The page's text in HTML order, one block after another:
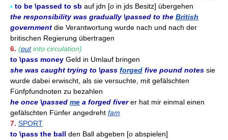
▪ to be \passed to sb auf jdn [o in jds Besitz] übergehen
the responsibility was gradually \passed to the British
government die Verantwortung wurde nach und nach der
britischen Regierung übertragen
6. (putinto circulation)
to \pass money Geld in Umlauf bringen
she was caught trying to \pass forged five pound notes sie
wurde dabei erwischt, als sie versuchte, mit gefälschten
Fünfpfundnoten zu bezahlen
he once \passed me a forged fiverer hat mir einmal einen
gefälschten Fünfer angedreht fam
7. SPORT
to \pass the ball den Ball abgeben [o abspielen]